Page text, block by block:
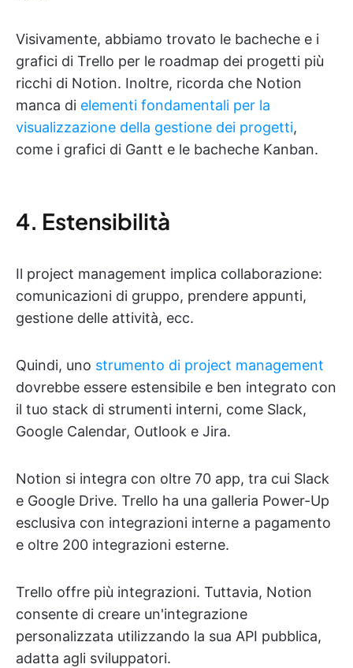
Visivamente, abbiamo trovato le bacheche e i
grafici di Trello per le roadmap dei progetti più
ricchi di Notion. Inoltre, ricorda che Notion
manca di elementi fondamentali per la
visualizzazione della gestione dei progetti,
come i grafici di Gantt e le bacheche Kanban.
4. Estensibilità
Il project management implica collaborazione:
comunicazioni di gruppo, prendere appunti,
gestione delle attività, ecc.
Quindi, uno strumento di project management
dovrebbe essere estensibile e ben integrato con
il tuo stack di strumenti interni, come Slack,
Google Calendar, Outlook e Jira.
Notion si integra con oltre 70 app, tra cui Slack
e Google Drive. Trello ha una galleria Power-Up
esclusiva con integrazioni interne a pagamento
e oltre 200 integrazioni esterne.
Trello offre più integrazioni. Tuttavia, Notion
consente di creare un'integrazione
personalizzata utilizzando la sua API pubblica,
adatta agli sviluppatori.